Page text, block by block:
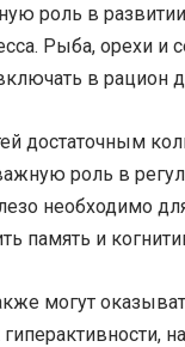
роль в
Рыба, орехи
в рацион
достаточным
роль в
необходимо
память и
могут